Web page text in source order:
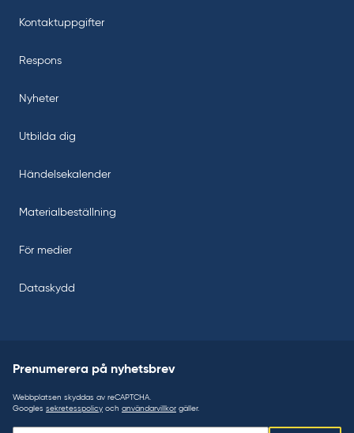
Kontaktuppgifter
Respons
Nyheter
Utbilda dig
Händelsekalender
Materialbeställning
För medier
Dataskydd
Prenumerera på nyhetsbrev
Webbplatsen skyddas av reCAPTCHA.
Googles sekretesspolicy och användarvillkor gäller.